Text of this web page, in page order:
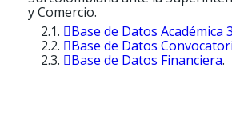
y Comercio.
Base de Datos Académica
Base de Datos
Base de Datos Financiera.